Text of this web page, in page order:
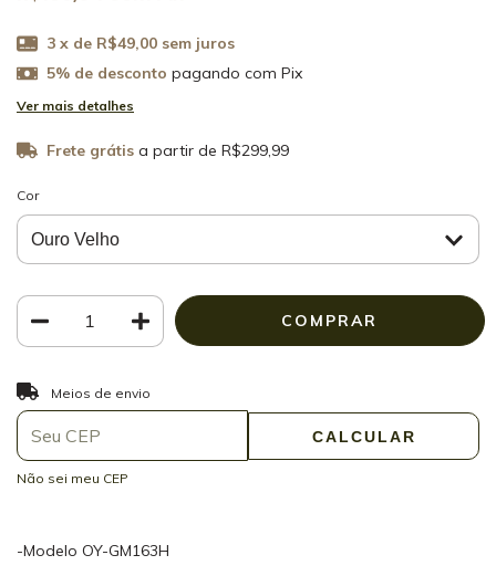
3 x de R$49,00 sem juros
5% de desconto pagando com Pix
Ver mais detalhes
Frete grátis a partir de R$299,99
Cor
Entregas para o CEP:
Meios de envio
CALCULAR
Não sei meu CEP
-Modelo OY-GM163H